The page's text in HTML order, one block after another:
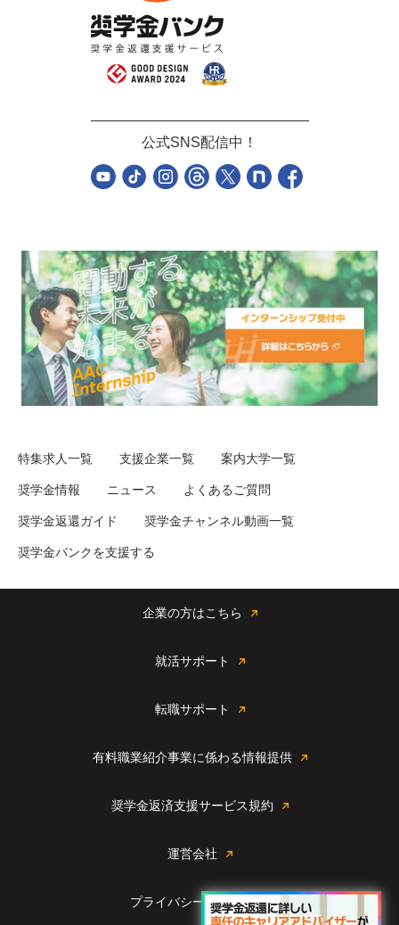
公式SNS配信中！
特集求人一覧 支援企業一覧 案内大学一覧
奨学金情報 ニュース よくあるご質問
奨学金返還ガイド 奨学金チャンネル動画一覧
奨学金バンクを支援する
企業の方はこちら
就活サポート
転職サポート
有料職業紹介事業に係わる情報提供
奨学金返済支援サービス規約
運営会社
プライバシーポリシー